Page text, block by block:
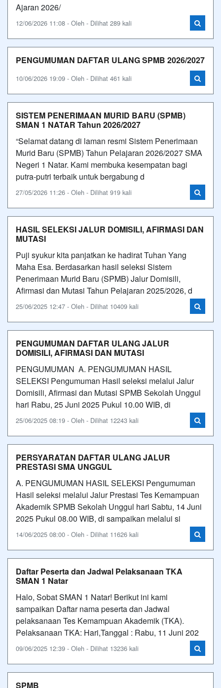
Ajaran 2026/
12/06/2026 11:08 - Oleh - Dilihat 289 kali
PENGUMUMAN DAFTAR ULANG SPMB 2026/2027
10/06/2026 19:09 - Oleh - Dilihat 461 kali
SISTEM PENERIMAAN MURID BARU (SPMB)
SMAN 1 NATAR Tahun 2026/2027
“Selamat datang di laman resmi Sistem Penerimaan
Murid Baru (SPMB) Tahun Pelajaran 2026/2027 SMA
Negeri 1 Natar. Kami membuka kesempatan bagi
putra-putri terbaik untuk bergabung d
27/05/2026 11:26 - Oleh - Dilihat 919 kali
HASIL SELEKSI JALUR DOMISILI, AFIRMASI DAN
MUTASI
Puji syukur kita panjatkan ke hadirat Tuhan Yang
Maha Esa. Berdasarkan hasil seleksi Sistem
Penerimaan Murid Baru (SPMB) Jalur Domisili,
Afirmasi dan Mutasi Tahun Pelajaran 2025/2026, d
25/06/2025 12:47 - Oleh - Dilihat 10409 kali
PENGUMUMAN DAFTAR ULANG JALUR
DOMISILI, AFIRMASI DAN MUTASI
PENGUMUMAN A. PENGUMUMAN HASIL
SELEKSI Pengumuman Hasil seleksi melalui Jalur
Domisili, Afirmasi dan Mutasi SPMB Sekolah Unggul
hari Rabu, 25 Juni 2025 Pukul 10.00 WIB, di
25/06/2025 08:19 - Oleh - Dilihat 12243 kali
PERSYARATAN DAFTAR ULANG JALUR
PRESTASI SMA UNGGUL
A. PENGUMUMAN HASIL SELEKSI Pengumuman
Hasil seleksi melalui Jalur Prestasi Tes Kemampuan
Akademik SPMB Sekolah Unggul hari Sabtu, 14 Juni
2025 Pukul 08.00 WIB, di sampaikan melalui si
14/06/2025 08:00 - Oleh - Dilihat 11626 kali
Daftar Peserta dan Jadwal Pelaksanaan TKA
SMAN 1 Natar
Halo, Sobat SMAN 1 Natar! Berikut ini kami
sampaikan Daftar nama peserta dan Jadwal
pelaksanaan Tes Kemampuan Akademik (TKA).
Pelaksanaan TKA: Hari,Tanggal : Rabu, 11 Juni 202
09/06/2025 12:39 - Oleh - Dilihat 13236 kali
SPMB